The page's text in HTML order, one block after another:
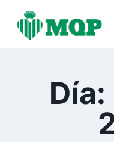
contenido
Día: